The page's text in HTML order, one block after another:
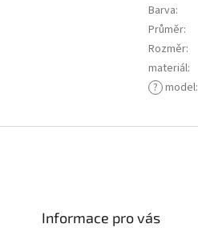
Barva:
Průměr:
Rozměr:
materiál:
? model:
Informace pro vás